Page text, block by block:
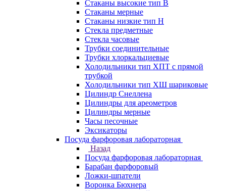
Стаканы высокие тип В
Стаканы мерные
Стаканы низкие тип Н
Стекла предметные
Стекла часовые
Трубки соединительные
Трубки хлоркальциевые
Холодильники тип ХПТ с прямой
трубкой
Холодильники тип ХШ шариковые
Цилиндр Снеллена
Цилиндры для ареометров
Цилиндры мерные
Часы песочные
Эксикаторы
Посуда фарфоровая лабораторная
Назад
Посуда фарфоровая лабораторная
Барабан фарфоровый
Ложки-шпатели
Воронка Бюхнера